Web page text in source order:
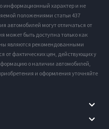
информационный характер и не
положениями статьи 437
автомобилей могут отличаться от
может быть доступна только как
являются рекомендованными
от фактических цен, действующих у
о наличии автомобилей,
и оформления уточняйте